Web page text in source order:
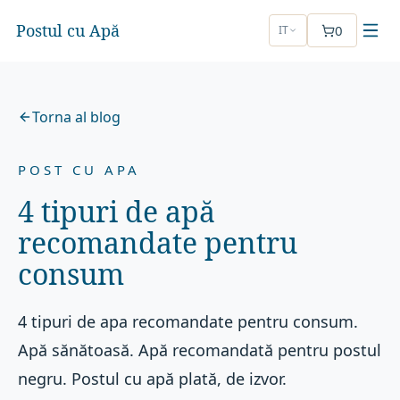
Postul cu Apă IT 0
Torna al blog
POST CU APA
4 tipuri de apă
recomandate pentru
consum
4 tipuri de apa recomandate pentru consum.
Apă sănătoasă. Apă recomandată pentru postul
negru. Postul cu apă plată, de izvor.